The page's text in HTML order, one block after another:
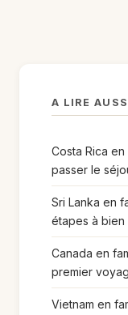
A LIRE
Costa Rica
passer le
Sri Lanka en
étapes à
Canada en
premier
Vietnam en